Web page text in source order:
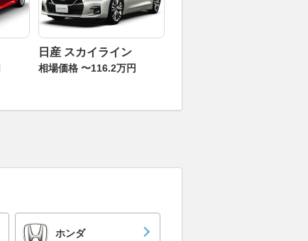
日産 スカイライン
相場価格 〜116.2万円
ホンダ